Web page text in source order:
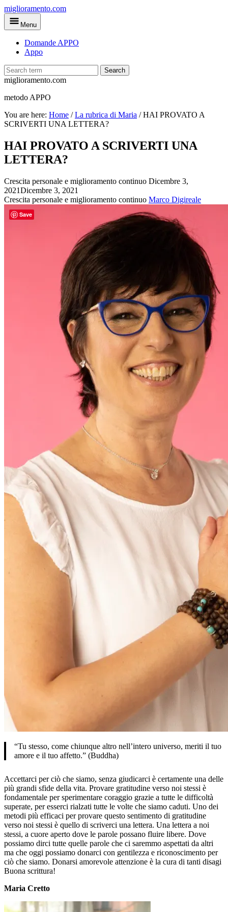
Skip
to
main
miglioramento.com
Menu
Domande APPO
Appo
Search
miglioramento.com
metodo APPO
You are here: Home /La rubrica di Maria /HAI PROVATO A
SCRIVERTI UNA LETTERA?
HAI PROVATO A SCRIVERTI UNA
LETTERA?
Crescita personale e miglioramento continuo Dicembre 3,
2021Dicembre 3, 2021
Crescita personale e miglioramento continuo Marco Digireale
“Tu stesso, come chiunque altro nell’intero universo, meriti il tuo
amore e il tuo affetto.” (Buddha)
Accettarci per ciò che siamo, senza giudicarci è certamente una delle
più grandi sfide della vita. Provare gratitudine verso noi stessi è
fondamentale per sperimentare coraggio grazie a tutte le difficoltà
superate, per esserci rialzati tutte le volte che siamo caduti. Uno dei
metodi più efficaci per provare questo sentimento di gratitudine
verso noi stessi è quello di scriverci una lettera. Una lettera a noi
stessi, a cuore aperto dove le parole possano fluire libere. Dove
possiamo dirci tutte quelle parole che ci saremmo aspettati da altri
ma che oggi possiamo donarci con gentilezza e riconoscimento per
ciò che siamo. Donarsi amorevole attenzione è la cura di tanti disagi
Buona scrittura!
Maria Cretto
Save